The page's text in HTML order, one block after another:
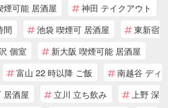
煙可能 居酒屋
神田 テイクアウト
間
池袋 喫煙可 居酒屋
東新宿
個室
新大阪 喫煙可能 居酒屋
富山 22 時以降 ご飯
南越谷 ディ
居酒屋 立川 立ち飲み
上野 深